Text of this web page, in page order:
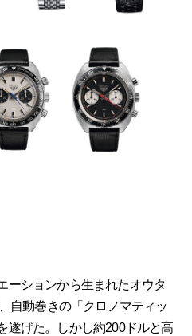
ションから生まれたオウタ
自動巻きの「クロノマティッ
遂げた。しかし約200ドルと高